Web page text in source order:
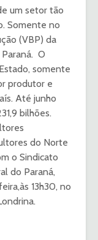
um setor tão
Somente no
(VBP) da
O
somente
produtor e
Até junho
bilhões.
do Norte
o Sindicato
do Paraná,
13h30, no